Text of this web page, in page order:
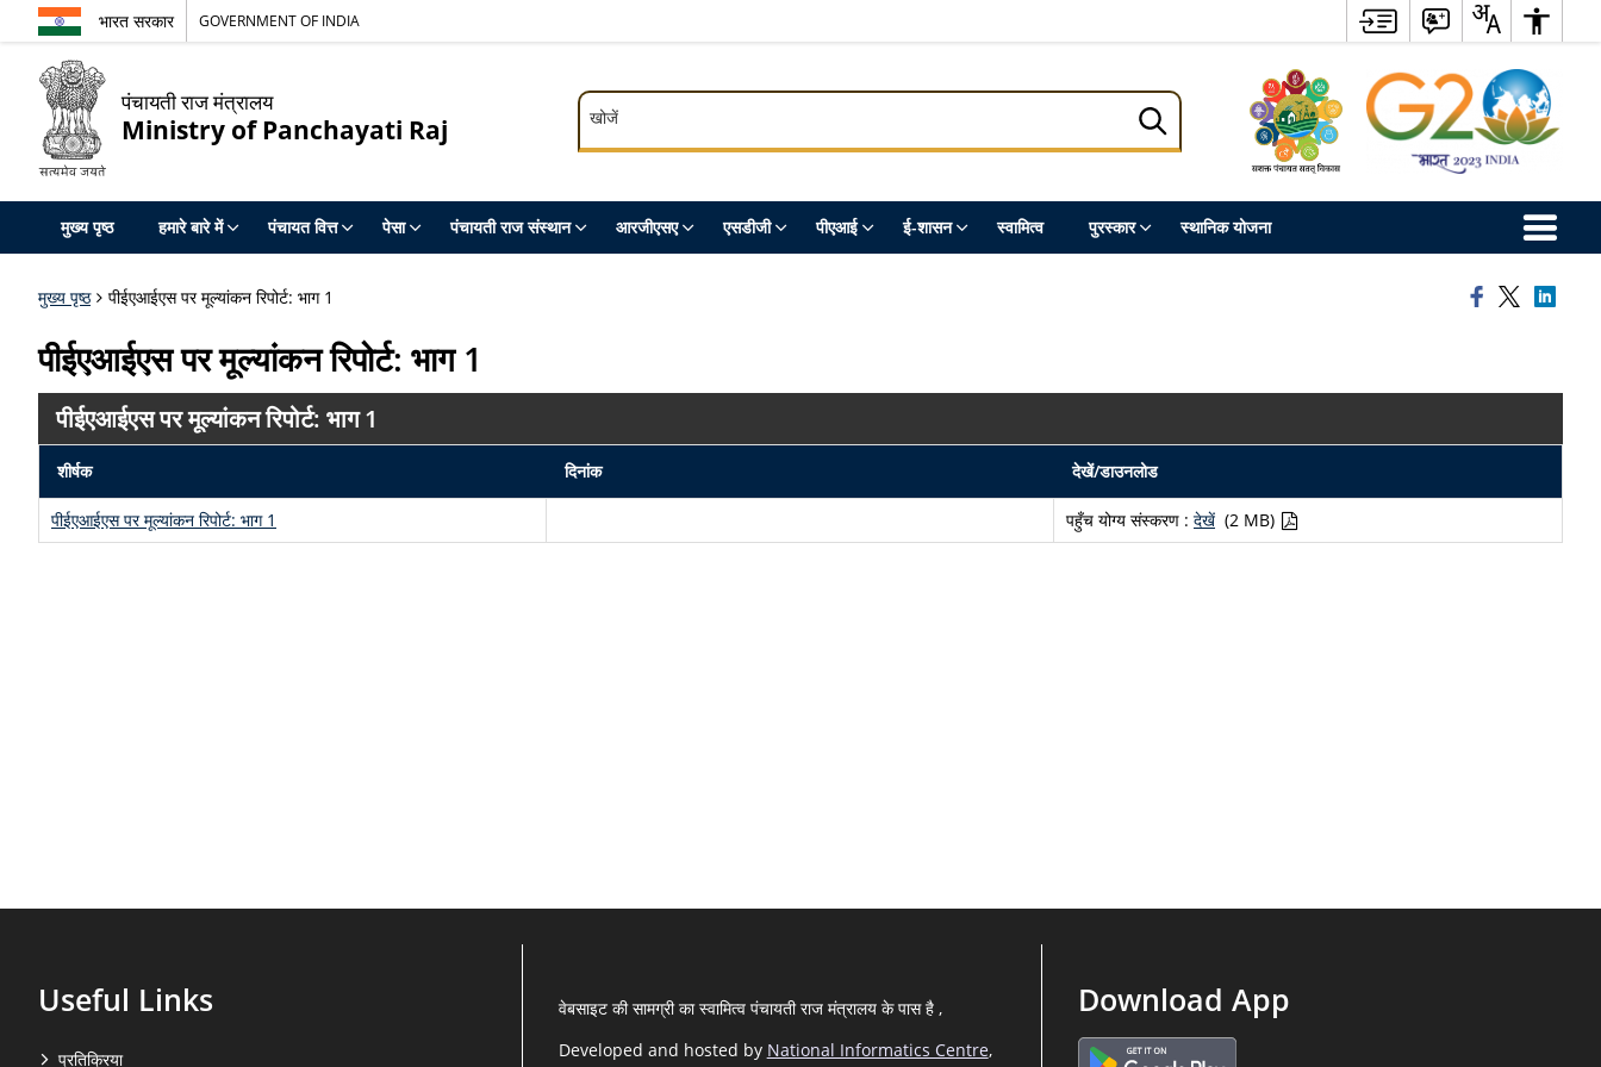
भारत सरकार GOVERNMENT OF INDIA
पंचायती राज मंत्रालय
Ministry of Panchayati Raj
खोजें
खोजें
मुख्य पृष्ठ हमारे बारे में पंचायत वित्त पेसा पंचायती राज संस्थान आरजीएसए एसडीजी पीएआई ई-शासन स्‍वामित्‍व पुरस्कार स्थानिक योजना
मुख्य पृष्ठ पीईएआईएस पर मूल्यांकन रिपोर्ट: भाग 1
पीईएआईएस पर मूल्यांकन रिपोर्ट: भाग 1
पीईएआईएस पर मूल्यांकन रिपोर्ट: भाग 1
शीर्षक दिनांक देखें/डाउनलोड
पीईएआईएस पर मूल्यांकन रिपोर्ट: भाग 1 पहुँच योग्य संस्करण : देखें (2 MB)
Useful Links
प्रतिक्रिया
वेबसाइट की सामग्री का स्वामित्व पंचायती राज मंत्रालय के पास है ,
Developed and hosted by National Informatics Centre,
Download App